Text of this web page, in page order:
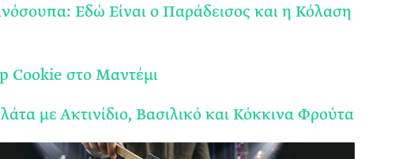
Εδώ Είναι ο Παράδεισος και η Κόλαση
Cookie στο Μαντέμι
με Ακτινίδιο, Βασιλικό και Κόκκινα Φρούτα